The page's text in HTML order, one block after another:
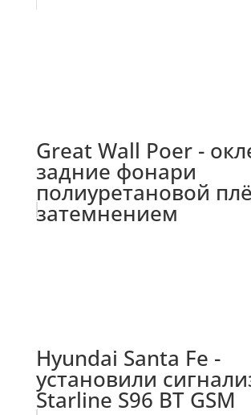
Great Wall Poer -
задние фонари
полиуретановой
затемнением
Hyundai Santa Fe -
установили
Starline S96 BT GSM